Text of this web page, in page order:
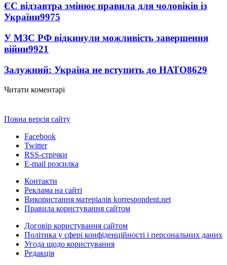
ЄС відзавтра змінює правила для чоловіків із
України9975
У МЗС РФ відкинули можливість завершення
війни9921
Залужний: Україна не вступить до НАТО8629
Читати коментарі
Повна версія сайту
Facebook
Twitter
RSS-стрічки
E-mail розсилка
Контакти
Реклама на сайті
Використання матеріалів korrespondent.net
Правила користування сайтом
Договір користування сайтом
Політика у сфері конфіденційності і персональних даних
Угода щодо користування
Редакція